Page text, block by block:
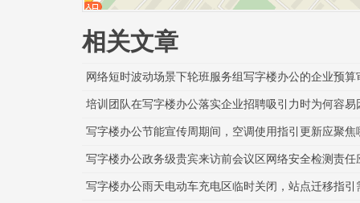
相关文章
网络短时波动场景下轮班服务组写字楼办公的企业预
培训团队在写字楼办公落实企业招聘吸引力时为何容
写字楼办公节能宣传周期间，空调使用指引更新应聚
写字楼办公政务级贵宾来访前会议区网络安全检测责
写字楼办公雨天电动车充电区临时关闭，站点迁移指